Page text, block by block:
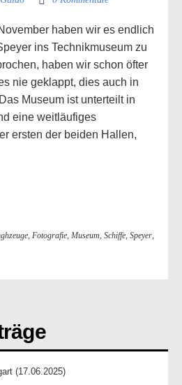
haben wir es endlich
ins Technikmuseum zu
haben wir schon öfter
nie geklappt, dies auch in
Museum ist unterteilt in
eine weitläufiges
ersten der beiden Hallen,
, Fotografie, Museum, Schiffe, Speyer,
(17.06.2025)